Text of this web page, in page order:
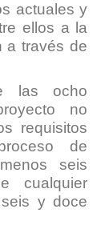
actuales y
ellos a la
a través de
las ocho
no
requisitos
de
seis
cualquier
y doce